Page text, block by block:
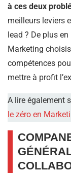
à ces deux
meilleurs leviers
lead ? De plus
Marketing
compétences
mettre à profit
A lire également
le zéro en